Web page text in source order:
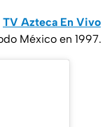
TV Azteca En Vivo
México en 1997.